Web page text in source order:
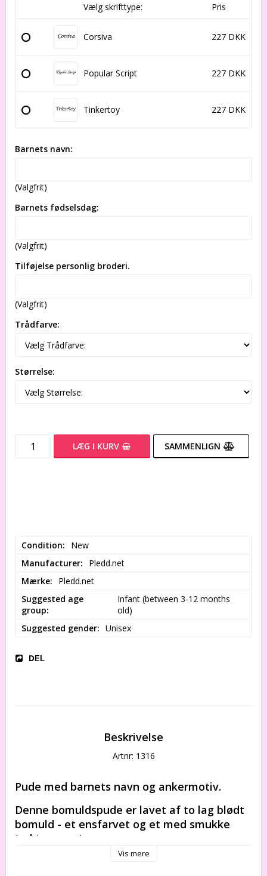
Vælg skrifttype: Pris
Corsiva 227 DKK
Popular Script 227 DKK
Tinkertoy 227 DKK
Barnets navn:
(Valgfrit)
Barnets fødselsdag:
(Valgfrit)
Tilføjelse personlig broderi.
(Valgfrit)
Trådfarve:
Størrelse:
LÆG I KURV SAMMENLIGN
Condition
New
Manufacturer
Pledd.net
Mærke
Pledd.net
Suggested age
group
Infant (between 3-12 months
old)
Suggested gender
Unisex
DEL
Beskrivelse
Artnr: 1316
Pude med barnets navn og ankermotiv.
Denne bomuldspude er lavet af to lag blødt
bomuld - et ensfarvet og et med smukke
trykte mønstre.
Vis mere